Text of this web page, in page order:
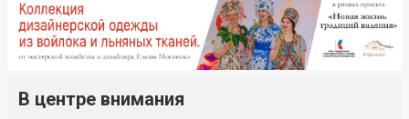
В центре внимания